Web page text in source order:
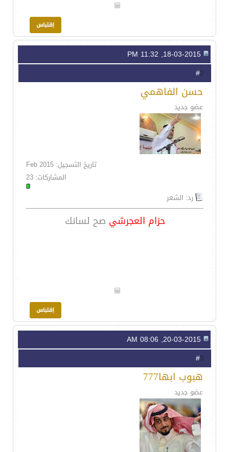
2
حسن الفاهمي
عضو جديد
تاريخ التسجيل: Feb 2015
المشاركات: 23
رد: الشعر
حزام العجرشي صح لسانك
3
هبوب ابها777
عضو جديد